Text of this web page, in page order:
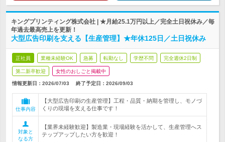
キングプリンティング株式会社 | ★月給25.1万円以上／完全土日祝休み／毎
年過去最高売上を更新！
大型広告印刷を支える【生産管理】★年休125日／土日祝休み
正社員 業種未経験OK 急募 転勤なし 学歴不問 完全週休2日制
第二新卒歓迎 女性のおしごと掲載中
情報更新日：2026/07/03 終了予定日： 2026/09/03
仕事内容
【大型広告印刷の生産管理】工程・品質・納期を管理し、モノづ
くりの現場を支える仕事です！
対象と
なる方
【業界未経験歓迎】製造業・現場経験を活かして、生産管理へス
テップアップしたい方を歓迎！